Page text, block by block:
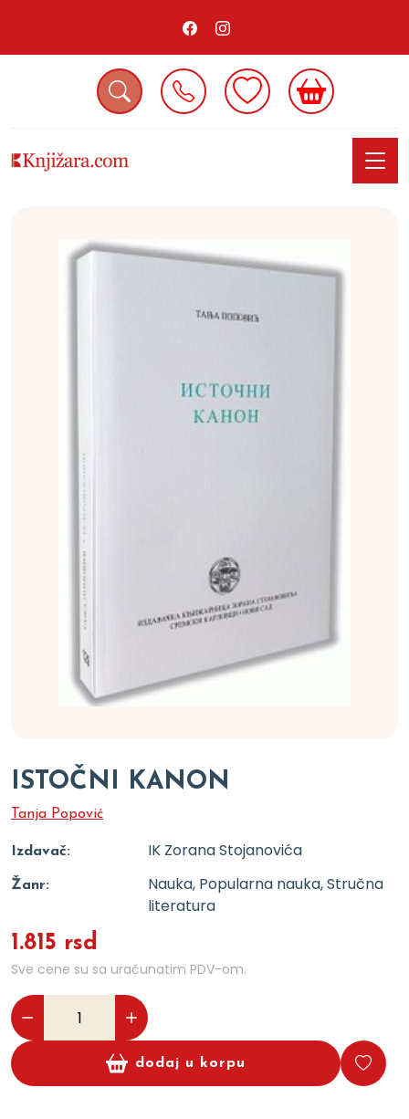
ISTOČNI KANON
Tanja Popović
Izdavač: IK Zorana Stojanovića
Žanr:
Nauka, Popularna nauka, Stručna
literatura
1.815 rsd
Sve cene su sa uračunatim PDV-om.
dodaj u korpu